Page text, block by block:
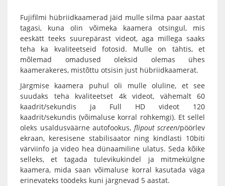
Fujifilmi hübriidkaamerad jäid mulle silma paar aastat
tagasi, kuna olin võimeka kaamera otsingul, mis
eeskätt teeks suurepärast videot, aga millega saaks
teha ka kvaliteetseid fotosid. Mulle on tähtis, et
mõlemad omadused oleksid olemas ühes
kaamerakeres, mistõttu otsisin just hübriidkaamerat.
Järgmise kaamera puhul oli mulle oluline, et see
suudaks teha kvaliteetset 4k videot, vähemalt 60
kaadrit/sekundis ja Full HD videot 120
kaadrit/sekundis (võimaluse korral rohkemgi). Et sellel
oleks usaldusväärne autofookus, flipout screen/pöörlev
ekraan, keresisene stabilisaator ning kindlasti 10biti
värviinfo ja video hea dünaamiline ulatus. Seda kõike
selleks, et tagada tulevikukindel ja mitmekülgne
kaamera, mida saan võimaluse korral kasutada väga
erinevateks töödeks kuni järgnevad 5 aastat.